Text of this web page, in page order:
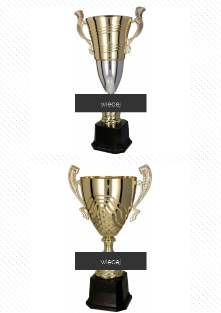
2055E
więcej
2060A
więcej